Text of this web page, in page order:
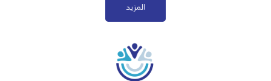
المزيد